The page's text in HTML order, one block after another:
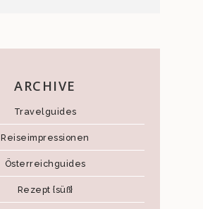
ARCHIVE
Travelguides
Reiseimpressionen
Österreichguides
Rezept {süß}